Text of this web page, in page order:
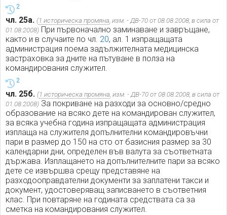
2
чл. 25а. (1 историческа промяна, изм. - ДВ-70 от 08.08.2008, в сила от
01.08.2008) При първоначално заминаване и завръщане,
както и в случаите по чл. 20, ал. 1 изпращащата
администрация поема задължителната медицинска
застраховка за дните на пътуване в полза на
командирования служител.
2
чл. 25б. (1 историческа промяна, изм. - ДВ-70 от 08.08.2008, в сила от
01.08.2008) За покриване на разходи за основно/средно
образование на всяко дете на командирован служител,
за всяка учебна година изпращащата администрация
изплаща на служителя допълнителни командировъчни
пари в размер до 150 на сто от базисния размер за 30
календарни дни, определен във валута за съответната
държава. Изплащането на допълнителните пари за всяко
дете се извършва срещу представяне на
разходооправдателни документи за заплатени такси и
документ, удостоверяващ записването в съответния
клас. При повтаряне на годината средствата са за
сметка на командирования служител.